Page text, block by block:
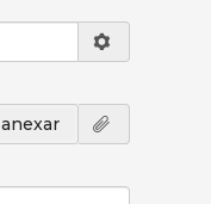
anexar